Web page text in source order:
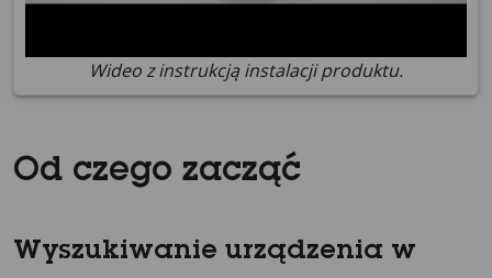
Wideo z instrukcją instalacji produktu.
Od czego zacząć
Wyszukiwanie urządzenia w